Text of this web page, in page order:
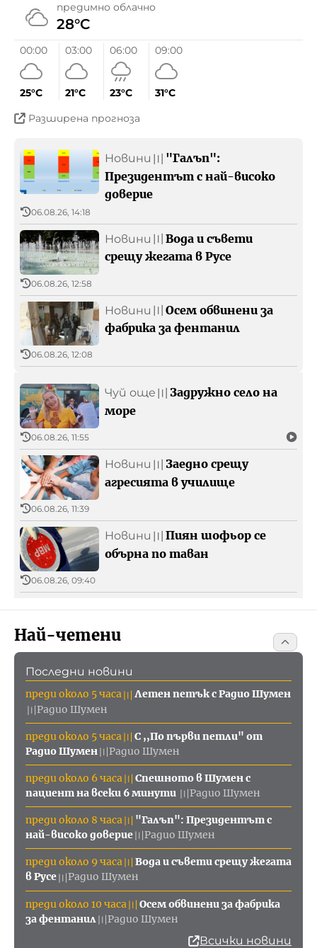
Реклама
Контакти
БНР
Детското.БНР
предимно облачно
28°C
00:00
25°C
03:00
21°C
06:00
23°C
09:00
31°C
Разширена прогноза
Новини 〣 "Галъп":
Президентът с най-високо
доверие
06.08.26, 14:18
Новини 〣 Вода и съвети
срещу жегата в Русе
06.08.26, 12:58
Новини 〣 Осем обвинени за
фабрика за фентанил
06.08.26, 12:08
Чуй още 〣 Задружно село на
море
06.08.26, 11:55
Новини 〣 Заедно срещу
агресията в училище
06.08.26, 11:39
Новини 〣 Пиян шофьор се
обърна по таван
06.08.26, 09:40
Най-четени
Последни новини
преди около 5 часа〣 Летен петък с Радио Шумен
〣Радио Шумен
преди около 5 часа〣 С ,,По първи петли" от
Радио Шумен〣Радио Шумен
преди около 6 часа〣 Спешното в Шумен с
пациент на всеки 6 минути 〣Радио Шумен
преди около 8 часа〣 "Галъп": Президентът с
най-високо доверие 〣 Радио Шумен
преди около 9 часа〣 Вода и съвети срещу жегата
в Русе〣Радио Шумен
преди около 10 часа 〣 Осем обвинени за фабрика
за фентанил〣Радио Шумен
Всички новини